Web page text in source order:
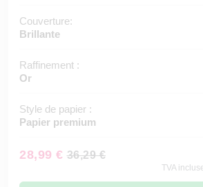
Couverture:
Brillante
Raffinement :
Or
Style de papier :
Papier premium
28,99 € 36,29 €
TVA